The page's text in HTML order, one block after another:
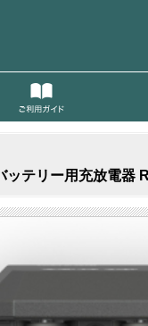
ッテリー用充放電